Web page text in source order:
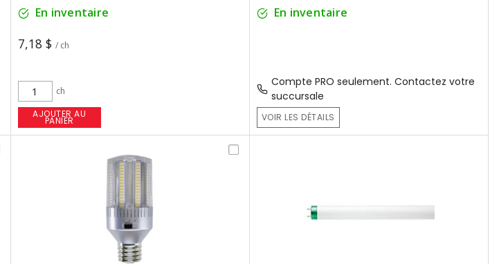
En inventaire
7,18 $ / ch
ch
AJOUTER AU
PANIER
En inventaire
Compte PRO seulement. Contactez votre
succursale
VOIR LES DÉTAILS